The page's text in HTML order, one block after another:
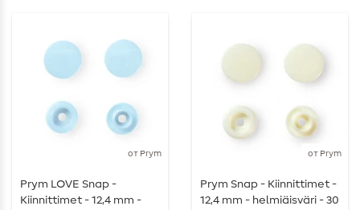
от Prym
Prym LOVE Snap -
Kiinnittimet - 12,4 mm -
от Prym
Prym Snap - Kiinnittimet -
12,4 mm - helmiäisväri - 30